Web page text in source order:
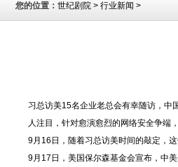
您的位置： 世纪剧院 > 行业新闻 >
习总访美15名企业老总会有幸随访，中
人注目，针对愈演愈烈的网络安全争端
9月16日，随着习总访美时间的敲定，
9月17日，美国保尔森基金会宣布，中